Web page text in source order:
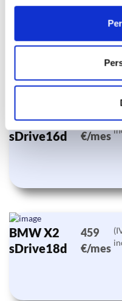
BMW X2
599
€/mes
BMW X2
sDrive16d
399
€/mes
BMW X2
sDrive18d
459
€/mes